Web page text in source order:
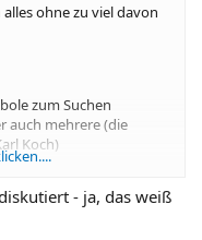
ohne zu viel davon
zum Suchen
auch mehrere (die
Koch)
Raum, wenn man der
- ja, das weiß